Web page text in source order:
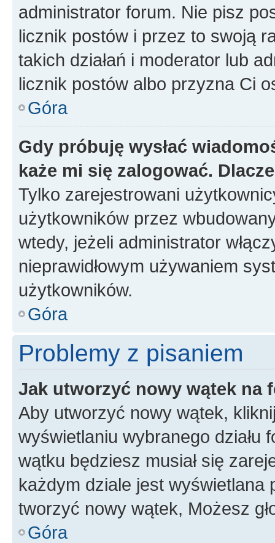
administrator forum. Nie pisz
licznik postów i przez to swoją
takich działań i moderator lub
licznik postów albo przyzna Ci
Góra
Gdy próbuję wysłać
każe mi się zalogować.
Tylko zarejestrowani
użytkowników przez
wtedy, jeżeli administrator
nieprawidłowym używaniem
użytkowników.
Góra
Problemy z pisaniem
Jak utworzyć nowy wątek na
Aby utworzyć nowy wątek,
wyświetlaniu wybranego działu
wątku będziesz musiał się
każdym dziale jest wyświetlana
tworzyć nowy wątek, Możesz
Góra